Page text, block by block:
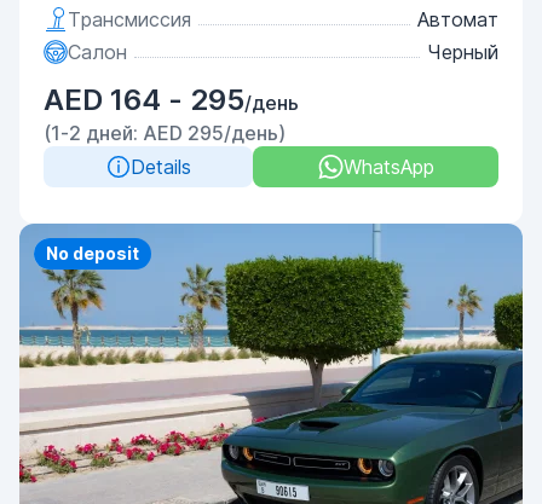
Трансмиссия
Автомат
Салон
Черный
AED 164 - 295/день
(1-2 дней: AED 295/день)
Details
WhatsApp
Priority
No deposit